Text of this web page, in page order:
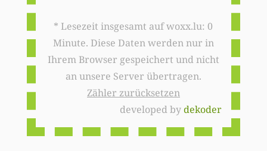
* Lesezeit insgesamt auf woxx.lu: 0
Minute. Diese Daten werden nur in
Ihrem Browser gespeichert und nicht
an unsere Server übertragen.
Zähler zurücksetzen
developed bydekoder